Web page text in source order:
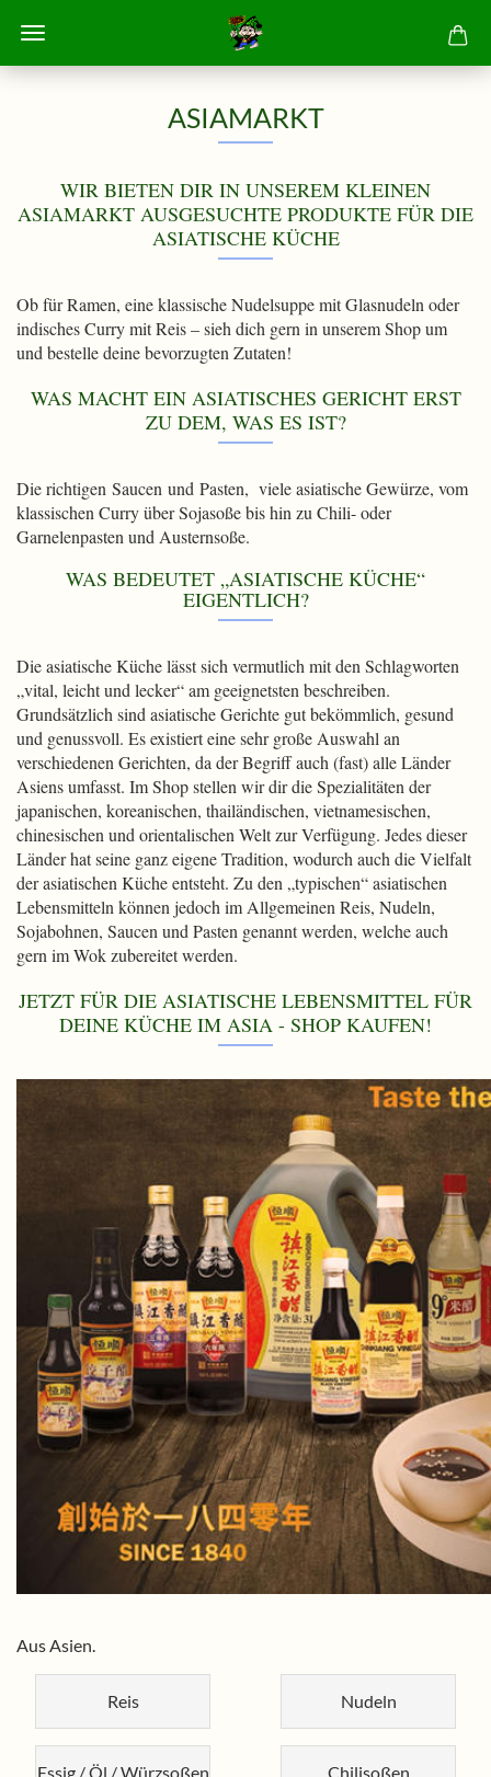
ASIAMARKT
WIR BIETEN DIR IN UNSEREM KLEINEN
ASIAMARKT AUSGESUCHTE PRODUKTE FÜR DIE
ASIATISCHE KÜCHE
Ob für Ramen, eine klassische Nudelsuppe mit Glasnudeln oder
indisches Curry mit Reis – sieh dich gern in unserem Shop um
und bestelle deine bevorzugten Zutaten!
WAS MACHT EIN ASIATISCHES GERICHT ERST
ZU DEM, WAS ES IST?
Die richtigen Saucen und Pasten, viele asiatische Gewürze, vom
klassischen Curry über Sojasoße bis hin zu Chili- oder
Garnelenpasten und Austernsoße.
WAS BEDEUTET „ASIATISCHE KÜCHE“
EIGENTLICH?
Die asiatische Küche lässt sich vermutlich mit den Schlagworten
„vital, leicht und lecker“ am geeignetsten beschreiben.
Grundsätzlich sind asiatische Gerichte gut bekömmlich, gesund
und genussvoll. Es existiert eine sehr große Auswahl an
verschiedenen Gerichten, da der Begriff auch (fast) alle Länder
Asiens umfasst. Im Shop stellen wir dir die Spezialitäten der
japanischen, koreanischen, thailändischen, vietnamesischen,
chinesischen und orientalischen Welt zur Verfügung. Jedes dieser
Länder hat seine ganz eigene Tradition, wodurch auch die Vielfalt
der asiatischen Küche entsteht. Zu den „typischen“ asiatischen
Lebensmitteln können jedoch im Allgemeinen Reis, Nudeln,
Sojabohnen, Saucen und Pasten genannt werden, welche auch
gern im Wok zubereitet werden.
JETZT FÜR DIE ASIATISCHE LEBENSMITTEL FÜR
DEINE KÜCHE IM ASIA - SHOP KAUFEN!
Aus Asien.
Reis Nudeln
Essig / Öl / Würzsoßen Chilisoßen